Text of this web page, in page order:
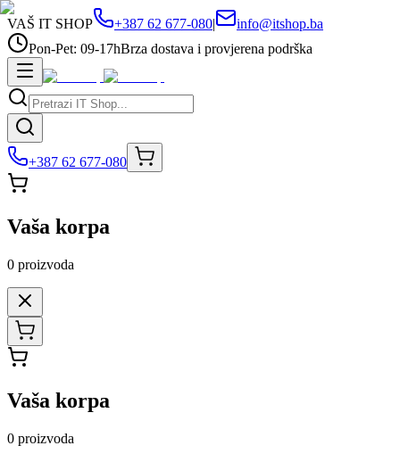
VAŠ IT SHOP +387 62 677-080|
info@itshop.ba
Pon-Pet: 09-17hBrza dostava i provjerena podrška
+387 62 677-080
Vaša korpa
0 proizvoda
Vaša korpa
0 proizvoda